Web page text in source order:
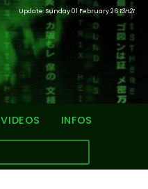
Update: Sunday 01 February 2613H21
VIDEOS INFOS